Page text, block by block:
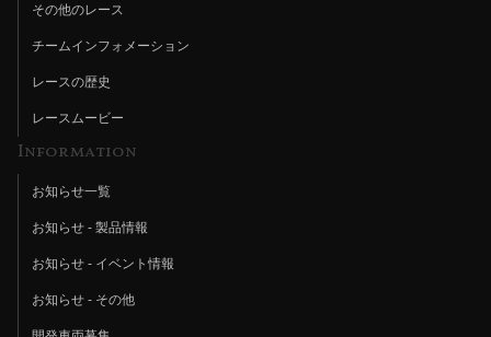
その他のレース
チームインフォメーション
レースの歴史
レースムービー
Information
お知らせ一覧
お知らせ - 製品情報
お知らせ - イベント情報
お知らせ - その他